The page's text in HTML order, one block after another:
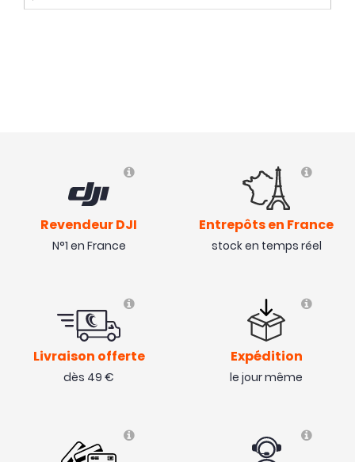
Revendeur DJI
N°1 en France
Entrepôts en France
stock en temps réel
Livraison offerte
dès 49 €
Expédition
le jour même